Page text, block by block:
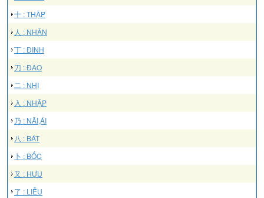
十 : THẬP
人 : NHÂN
丁 : ĐINH
刀 : ĐAO
二 : NHỊ
入 : NHẬP
乃 : NÃI,ÁI
八 : BÁT
卜 : BỐC
又 : HỰU
了 : LIỄU